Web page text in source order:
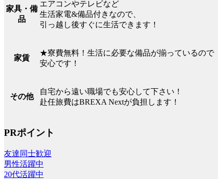
家具・備
品
エアコンやテレビなど
生活家電&備品付きなので、
引っ越し後すぐに生活できます！
家賃
★寮費無料！生活に必要な備品が揃っているので
安心です！
その他
自宅から遠い職場でも安心して下さい！
赴任旅費はBREXA Nextが負担します！
PRポイント
友達同士歓迎
男性活躍中
20代活躍中